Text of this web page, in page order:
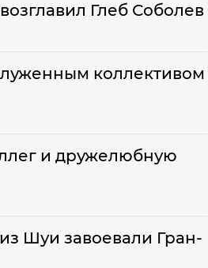
Глеб Соболев
коллективом
и дружелюбную
Шуи завоевали Гран-